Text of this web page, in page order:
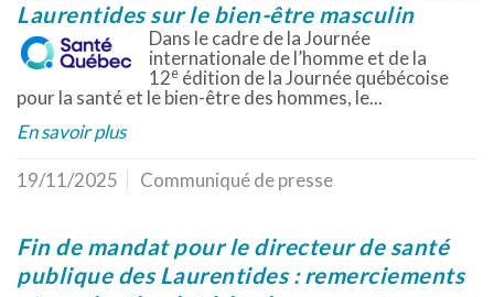
Laurentides sur le bien-être masculin
Dans le cadre de la Journée
internationale de l’homme et de la
12e édition de la Journée québécoise
pour la santé et le bien-être des hommes, le...
En savoir plus
19/11/2025 Communiqué de presse
Fin de mandat pour le directeur de santé
publique des Laurentides : remerciements